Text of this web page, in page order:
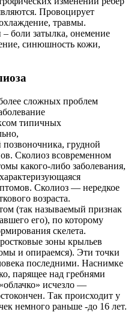
Провоцирует
травмы.
боли затылка, онемение
синюшность кожи,
сложных проблем
типичных
грудной
Сколиоз всовременном
какого-либо заболевания,
Сколиоз — нередкое
возраста.
(так называемый признак
его), по которому
скелета.
зоны крыльев
и опираемся). Эти точки
последними. Наснимке
парящее над гребнями
исчезло —
Так происходит у
немного раньше -до 16 лет.